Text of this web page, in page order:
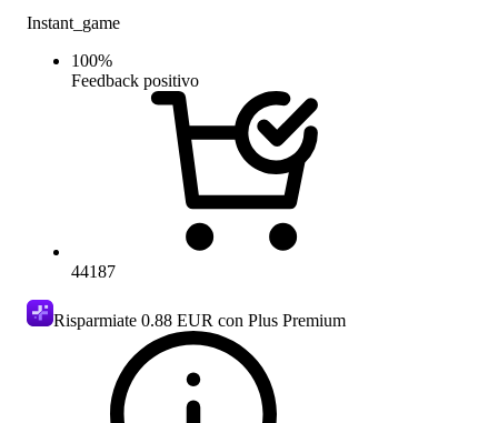
Instant_game
100%
Feedback positivo
44187
Risparmiate 0.88 EUR con Plus Premium